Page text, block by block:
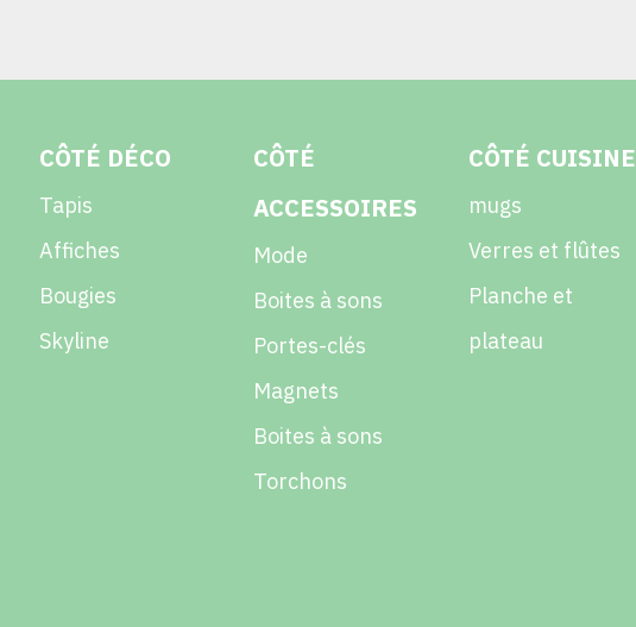
CÔTÉ DÉCO
Tapis
Affiches
Bougies
Skyline
CÔTÉ
ACCESSOIRES
Mode
Boites à sons
Portes-clés
Magnets
Boites à sons
Torchons
CÔTÉ CUISINE
mugs
Verres et flûtes
Planche et
plateau